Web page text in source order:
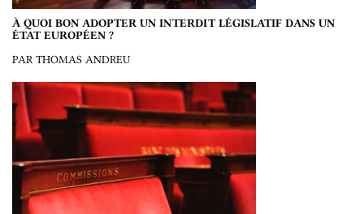
À QUOI BON ADOPTER UN INTERDIT LÉGISLATIF DANS UN
ÉTAT EUROPÉEN ?
PAR THOMAS ANDREU